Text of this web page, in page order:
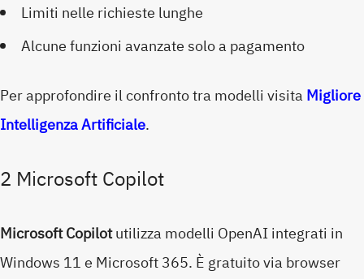
Limiti nelle richieste lunghe
Alcune funzioni avanzate solo a pagamento
Per approfondire il confronto tra modelli visita Migliore
Intelligenza Artificiale.
2 Microsoft Copilot
Microsoft Copilotutilizza modelli OpenAI integrati in
Windows 11 e Microsoft 365. È gratuito via browser